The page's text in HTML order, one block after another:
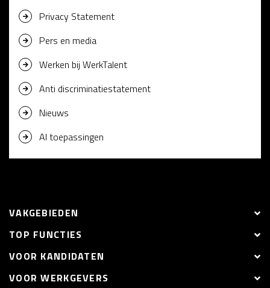
Privacy Statement
Pers en media
Werken bij WerkTalent
Anti discriminatiestatement
Nieuws
AI toepassingen
VAKGEBIEDEN
TOP FUNCTIES
VOOR KANDIDATEN
VOOR WERKGEVERS